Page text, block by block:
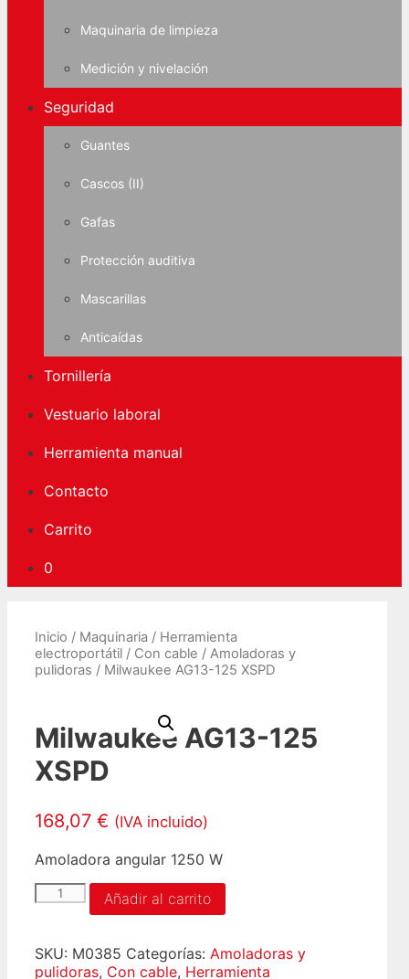
Maquinaria de limpieza
Medición y nivelación
Seguridad
Guantes
Cascos (II)
Gafas
Protección auditiva
Mascarillas
Anticaídas
Tornillería
Vestuario laboral
Herramienta manual
Contacto
Carrito
0
Inicio / Maquinaria / Herramienta
electroportátil / Con cable / Amoladoras y
pulidoras / Milwaukee AG13-125 XSPD
Milwaukee AG13-125
XSPD
168,07 € (IVA incluido)
Amoladora angular 1250 W
Milwaukee
AG13-
XSPD
cantidad
Añadir al carrito
SKU: M0385 Categorías: Amoladoras y
pulidoras, Con cable, Herramienta